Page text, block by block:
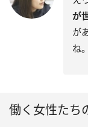
が
が
ね
働く女性たち